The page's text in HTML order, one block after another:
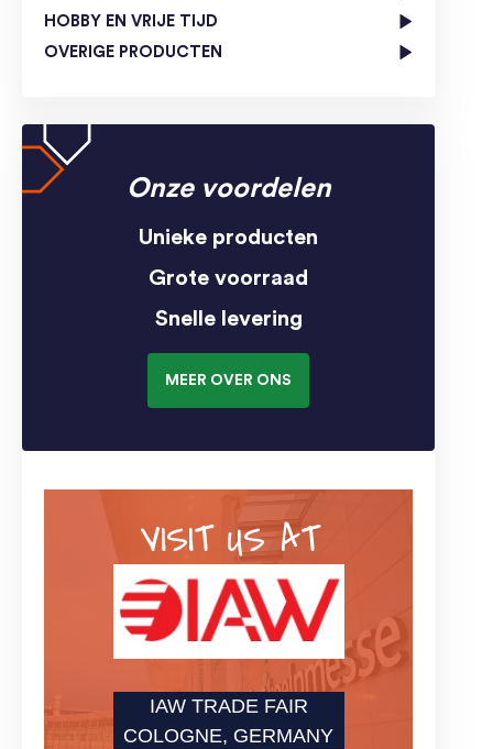
HOBBY EN VRIJE TIJD
OVERIGE PRODUCTEN
Onze voordelen
Unieke producten
Grote voorraad
Snelle levering
MEER OVER ONS
VISIT US AT
IAW TRADE FAIR
COLOGNE, GERMANY